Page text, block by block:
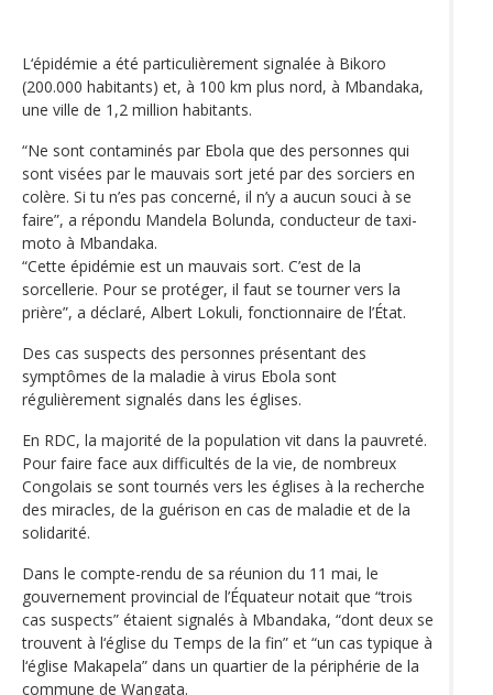
L‘épidémie a été particulièrement signalée à Bikoro
(200.000 habitants) et, à 100 km plus nord, à Mbandaka,
une ville de 1,2 million habitants.
“Ne sont contaminés par Ebola que des personnes qui
sont visées par le mauvais sort jeté par des sorciers en
colère. Si tu n’es pas concerné, il n’y a aucun souci à se
faire”, a répondu Mandela Bolunda, conducteur de taxi-
moto à Mbandaka.
“Cette épidémie est un mauvais sort. C’est de la
sorcellerie. Pour se protéger, il faut se tourner vers la
prière”, a déclaré, Albert Lokuli, fonctionnaire de l’État.
Des cas suspects des personnes présentant des
symptômes de la maladie à virus Ebola sont
régulièrement signalés dans les églises.
En RDC, la majorité de la population vit dans la pauvreté.
Pour faire face aux difficultés de la vie, de nombreux
Congolais se sont tournés vers les églises à la recherche
des miracles, de la guérison en cas de maladie et de la
solidarité.
Dans le compte-rendu de sa réunion du 11 mai, le
gouvernement provincial de l’Équateur notait que “trois
cas suspects” étaient signalés à Mbandaka, “dont deux se
trouvent à l‘église du Temps de la fin” et “un cas typique à
l‘église Makapela” dans un quartier de la périphérie de la
commune de Wangata.